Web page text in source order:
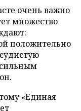
очень важно
множество
положительно
«Единая